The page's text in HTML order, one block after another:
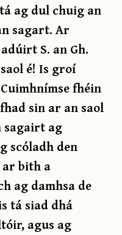
ag dul chuig an
sagart. Ar
S. an Gh.
é! Is groí
fhéin
sin ar an saol
sagairt ag
scóladh den
bith a
ag damhsa de
tá siad dhá
agus ag